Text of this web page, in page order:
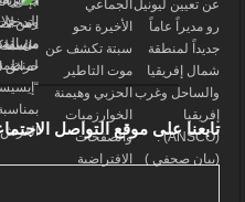
تابعنا على موقع التواصل